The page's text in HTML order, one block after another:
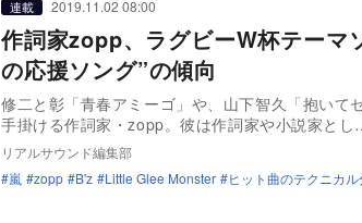
連載 2019.11.02 08:00
作詞家zopp、ラグビーW杯テーマ
の応援ソング”の傾向
修二と彰「青春アミーゴ」や、山下智久「抱いて
手掛ける作詞家・zopp。彼は作詞家や小説家と
リアルサウンド編集部
嵐
zopp B'z Little Glee Monster ヒット曲のテクニカ